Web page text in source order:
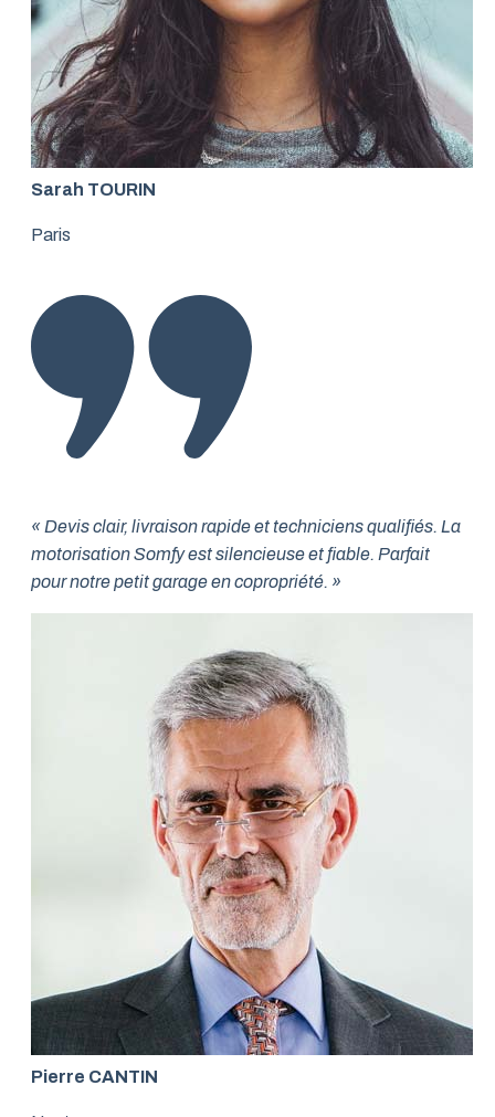
Sarah TOURIN
Paris
« Devis clair, livraison rapide et techniciens qualifiés. La
motorisation Somfy est silencieuse et fiable. Parfait
pour notre petit garage en copropriété. »
Pierre CANTIN